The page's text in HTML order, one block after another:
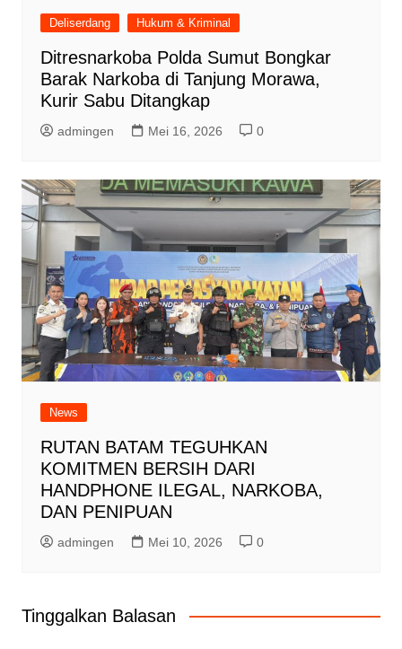
Deliserdang Hukum & Kriminal
Ditresnarkoba Polda Sumut Bongkar
Barak Narkoba di Tanjung Morawa,
Kurir Sabu Ditangkap
admingen Mei 16, 2026 0
News
RUTAN BATAM TEGUHKAN
KOMITMEN BERSIH DARI
HANDPHONE ILEGAL, NARKOBA,
DAN PENIPUAN
admingen Mei 10, 2026 0
Tinggalkan Balasan